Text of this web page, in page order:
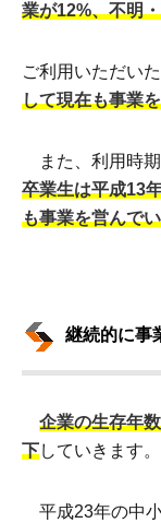
業が12%、不明
ご利用いただい
して現在も事業
また、利用時期
卒業生は平成13
も事業を営んで
継続的に事
企業の生存年
下していきます。
平成23年の中